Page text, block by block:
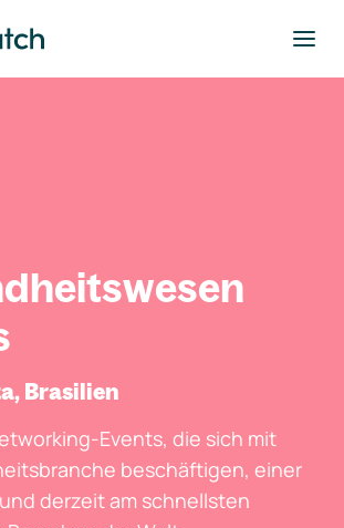
Brasilien
Events, die sich mit
beschäftigen, einer
derzeit am schnellsten